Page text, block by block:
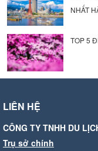
NHẤT
TOP 5
LIÊN HỆ
CÔNG TY TNHH DU
Trụ sở chính